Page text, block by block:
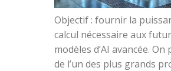
Objectif : fournir la
calcul nécessaire aux
modèles d’AI avancée. On
de l’un des plus grands